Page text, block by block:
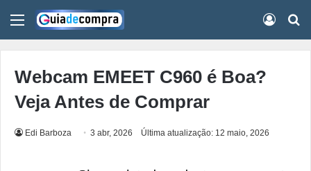
Menu
Webcam EMEET C960 é Boa?
Veja Antes de Comprar
Edi Barboza 3 abr, 2026 Última atualização: 12 maio, 2026